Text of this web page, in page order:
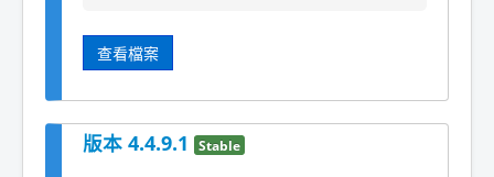
查看檔案
版本 4.4.9.1 Stable